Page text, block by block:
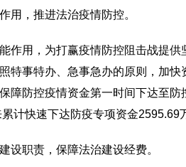
，推进法治疫情防控。
用，为打赢疫情防控阻击战提供
特事特办、急事急办的原则，加
障防控疫情资金第一时间下达至
计快速下达防疫专项资金2595.69
职责，保障法治建设经费。